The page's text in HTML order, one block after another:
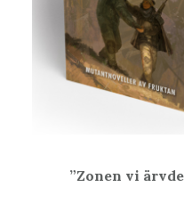
”Zonen vi